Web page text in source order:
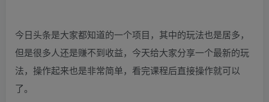
今日头条是大家都知道的一个项目，其中的玩法也是居多，
但是很多人还是赚不到收益，今天给大家分享一个最新的玩
法，操作起来也是非常简单，看完课程后直接操作就可以
了。